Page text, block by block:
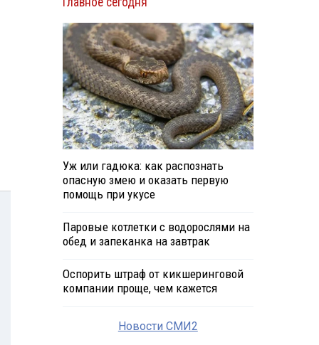
Уж или гадюка: как распознать
опасную змею и оказать первую
помощь при укусе
Паровые котлетки с водорослями на
обед и запеканка на завтрак
Оспорить штраф от кикшеринговой
компании проще, чем кажется
Новости СМИ2